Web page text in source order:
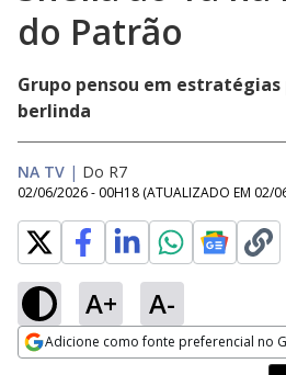
do Patrão
Grupo pensou em
berlinda
NA TV | Do R7
02/06/2026 - 00H18 (ATUALIZADO EM 02/
A+ A-
Adicione como fonte preferencial no
Ativar
Loaded
27.67%